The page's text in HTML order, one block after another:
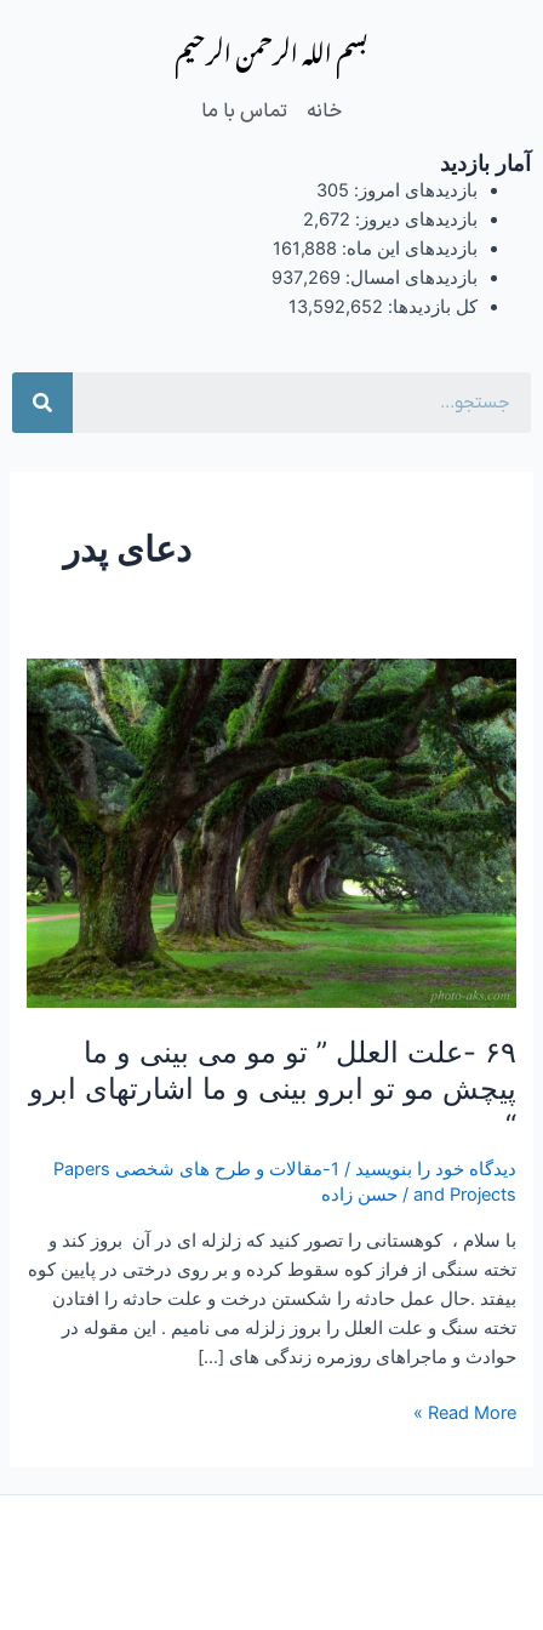
بسم الله الرحمن الرحیم
خانه تماس با ما
آمار بازدید
بازدیدهای امروز: 305
بازدیدهای دیروز: 2,672
بازدیدهای این ماه: 161,888
بازدیدهای امسال: 937,269
کل بازدیدها: 13,592,652
دعای پدر
۶۹ -علت العلل ” تو مو می بینی و ما
پیچش مو تو ابرو بینی و ما اشارتهای ابرو
“
دیدگاه‌ خود را بنویسید /
1-مقالات و طرح های شخصی Papers
and Projects
/حسن زاده
با سلام ، کوهستانی را تصور کنید که زلزله ای در آن بروز کند و
تخته سنگی از فراز کوه سقوط کرده و بر روی درختی در پایین کوه
بیفتد .حال عمل حادثه را شکستن درخت و علت حادثه را افتادن
تخته سنگ و علت العلل را بروز زلزله می نامیم . این مقوله در
حوادث و ماجراهای روزمره زندگی های […]
۶۹
-علت
العلل
”
تو
مو
می
بینی
و
ما
پیچش
مو
ابرو
و
اشارتهای
ابرو
Read More »